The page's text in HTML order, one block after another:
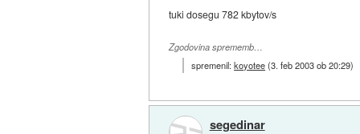
tuki dosegu 782 kbytov/s
Zgodovina sprememb…
spremenil:koyotee(3. feb 2003 ob 20:29)
segedinar